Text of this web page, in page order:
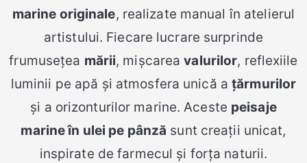
marine originale, realizate manual în atelierul
artistului. Fiecare lucrare surprinde
frumusețea mării, mișcareavalurilor, reflexiile
luminii pe apă și atmosfera unică ațărmurilor
și a orizonturilor marine. Aceste peisaje
marine în ulei pe pânză sunt creații unicat,
inspirate de farmecul și forța naturii.